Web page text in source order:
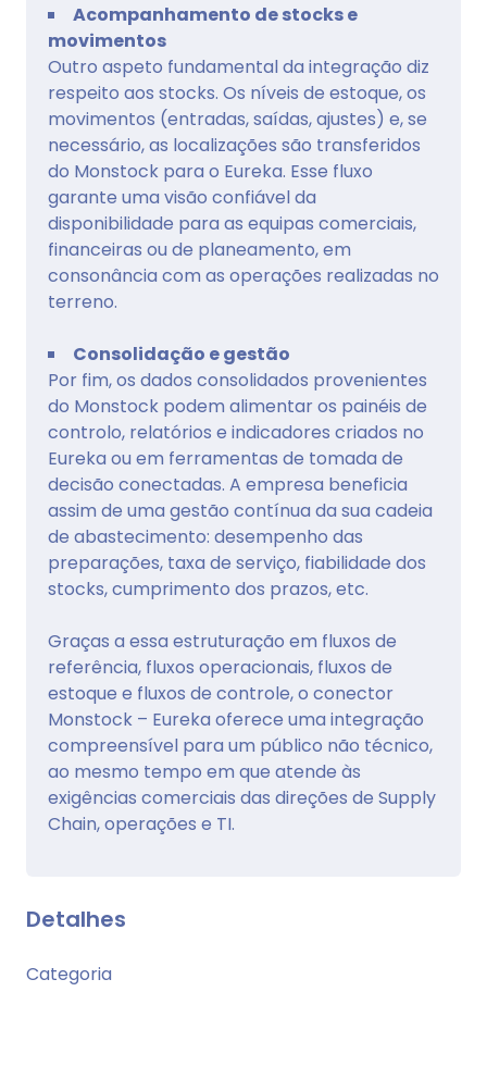
Acompanhamento de stocks e
movimentos
Outro aspeto fundamental da integração diz
respeito aos stocks. Os níveis de estoque, os
movimentos (entradas, saídas, ajustes) e, se
necessário, as localizações são transferidos
do Monstock para o Eureka. Esse fluxo
garante uma visão confiável da
disponibilidade para as equipas comerciais,
financeiras ou de planeamento, em
consonância com as operações realizadas no
terreno.
Consolidação e gestão
Por fim, os dados consolidados provenientes
do Monstock podem alimentar os painéis de
controlo, relatórios e indicadores criados no
Eureka ou em ferramentas de tomada de
decisão conectadas. A empresa beneficia
assim de uma gestão contínua da sua cadeia
de abastecimento: desempenho das
preparações, taxa de serviço, fiabilidade dos
stocks, cumprimento dos prazos, etc.
Graças a essa estruturação em fluxos de
referência, fluxos operacionais, fluxos de
estoque e fluxos de controle, o conector
Monstock – Eureka oferece uma integração
compreensível para um público não técnico,
ao mesmo tempo em que atende às
exigências comerciais das direções de Supply
Chain, operações e TI.
Detalhes
Categoria